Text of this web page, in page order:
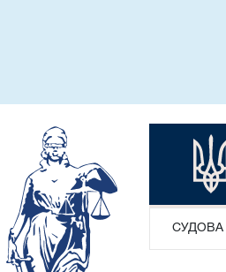
СУДОВА